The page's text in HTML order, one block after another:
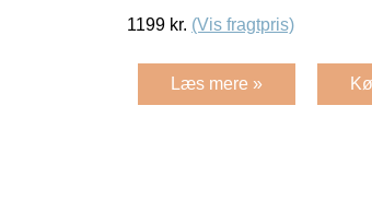
1199 kr. (Vis fragtpris)
Læs mere »